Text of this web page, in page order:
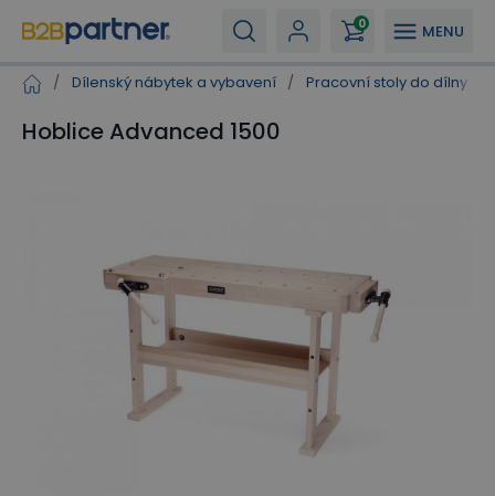
MENU
0
/ Dílenský nábytek a vybavení / Pracovní stoly do dílny
Hoblice Advanced 1500